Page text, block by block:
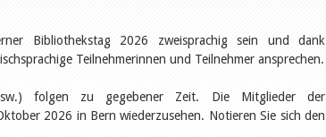
Bibliothekstag 2026 zweisprachig sein und dank
Teilnehmerinnen und Teilnehmer ansprechen.
folgen zu gegebener Zeit. Die Mitglieder der
2026 in Bern wiederzusehen. Notieren Sie sich den